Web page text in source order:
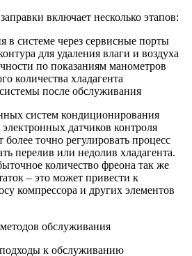
включает несколько этапов:
в системе через сервисные порты
для удаления влаги и воздуха
по показаниям манометров
количества хладагента
после обслуживания
систем кондиционирования
электронных датчиков контроля
более точно регулировать процесс
перелив или недолив хладагента.
количество фреона так же
– это может привести к
компрессора и других элементов
обслуживания
к обслуживанию